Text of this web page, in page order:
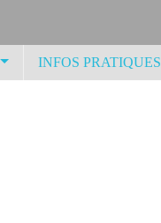
INFOS PRATIQUES